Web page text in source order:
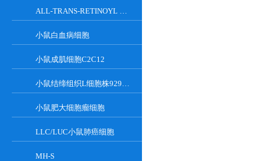
ALL-TRANS-RETINOYL B-GLUCURONIDE
小鼠白血病细胞
小鼠成肌细胞C2C12
小鼠结缔组织L细胞株929克隆
小鼠肥大细胞瘤细胞
LLC/LUC小鼠肺癌细胞
MH-S